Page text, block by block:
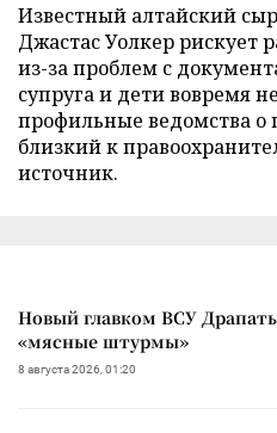
Известный алтайский
Джастас Уолкер рискует
из-за проблем с
супруга и дети вовремя
профильные ведомства
близкий к
источник.
Новый главком ВСУ
«мясные штурмы»
8 августа 2026, 01:20